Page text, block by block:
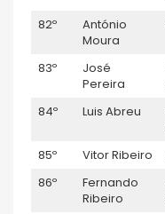
82º
António
Moura
83º
José
Pereira
84º Luis Abreu
85º Vitor Ribeiro
86º
Fernando
Ribeiro